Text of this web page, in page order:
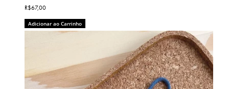
R$67,00
Adicionar ao Carrinho